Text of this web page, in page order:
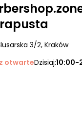
3/2, Kraków
otwarteDzisiaj:10:00-